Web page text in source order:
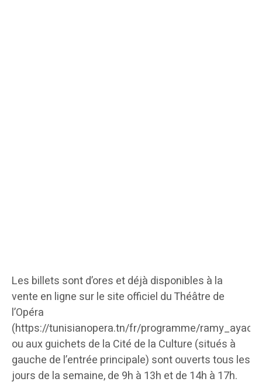
Les billets sont d’ores et déjà disponibles à la
vente en ligne sur le site officiel du Théâtre de
l’Opéra
(https://tunisianopera.tn/fr/programme/
ou aux guichets de la Cité de la Culture (situés à
gauche de l’entrée principale) sont ouverts tous les
jours de la semaine, de 9h à 13h et de 14h à 17h.